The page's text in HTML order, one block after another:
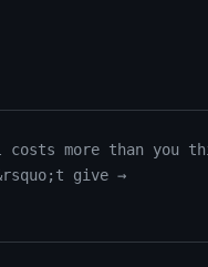
more than you
give →